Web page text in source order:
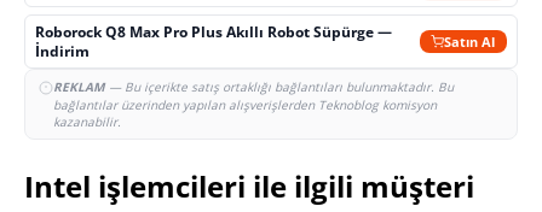
Roborock Q8 Max Pro Plus Akıllı Robot Süpürge —
İndirim
Satın Al
REKLAM— Bu içerikte satış ortaklığı bağlantıları bulunmaktadır. Bu
bağlantılar üzerinden yapılan alışverişlerden Teknoblog komisyon
kazanabilir.
Intel işlemcileri ile ilgili müşteri